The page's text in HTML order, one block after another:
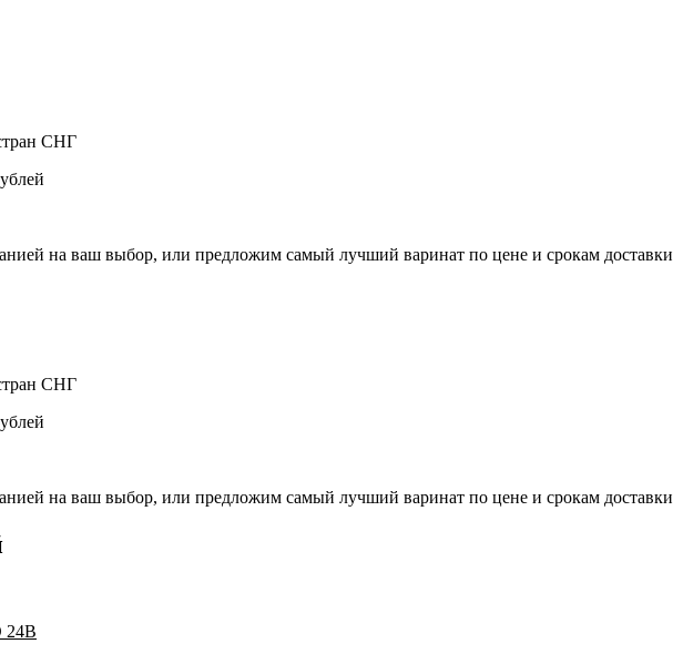
СНГ
на ваш выбор, или предложим самый лучший варинат по цене и срокам доставки
СНГ
на ваш выбор, или предложим самый лучший варинат по цене и срокам доставки
24В